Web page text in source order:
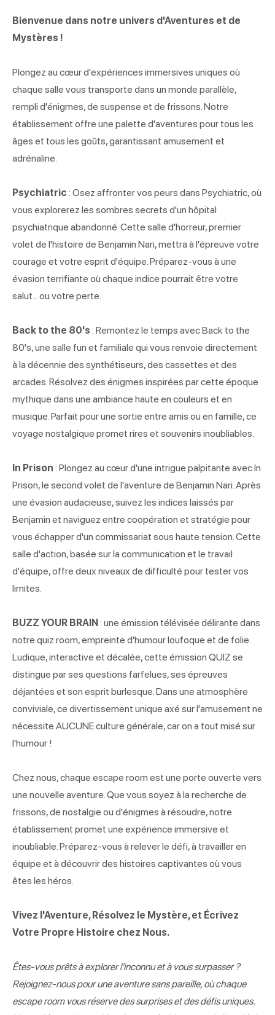
Bienvenue dans notre univers d'Aventures et de
Mystères !
Plongez au cœur d'expériences immersives uniques où
chaque salle vous transporte dans un monde parallèle,
rempli d'énigmes, de suspense et de frissons. Notre
établissement offre une palette d'aventures pour tous les
âges et tous les goûts, garantissant amusement et
adrénaline.
Psychiatric : Osez affronter vos peurs dans Psychiatric, où
vous explorerez les sombres secrets d'un hôpital
psychiatrique abandonné. Cette salle d'horreur, premier
volet de l'histoire de Benjamin Nari, mettra à l'épreuve votre
courage et votre esprit d'équipe. Préparez-vous à une
évasion terrifiante où chaque indice pourrait être votre
salut... ou votre perte.
Back to the 80's : Remontez le temps avec Back to the
80's, une salle fun et familiale qui vous renvoie directement
à la décennie des synthétiseurs, des cassettes et des
arcades. Résolvez des énigmes inspirées par cette époque
mythique dans une ambiance haute en couleurs et en
musique. Parfait pour une sortie entre amis ou en famille, ce
voyage nostalgique promet rires et souvenirs inoubliables.
In Prison : Plongez au cœur d'une intrigue palpitante avec In
Prison, le second volet de l'aventure de Benjamin Nari. Après
une évasion audacieuse, suivez les indices laissés par
Benjamin et naviguez entre coopération et stratégie pour
vous échapper d'un commissariat sous haute tension. Cette
salle d'action, basée sur la communication et le travail
d'équipe, offre deux niveaux de difficulté pour tester vos
limites.
BUZZ YOUR BRAIN: une émission télévisée délirante dans
notre quiz room, empreinte d'humour loufoque et de folie.
Ludique, interactive et décalée, cette émission QUIZ se
distingue par ses questions farfelues, ses épreuves
déjantées et son esprit burlesque. Dans une atmosphère
conviviale, ce divertissement unique axé sur l'amusement ne
nécessite AUCUNE culture générale, car on a tout misé sur
l'humour !
Chez nous, chaque escape room est une porte ouverte vers
une nouvelle aventure. Que vous soyez à la recherche de
frissons, de nostalgie ou d'énigmes à résoudre, notre
établissement promet une expérience immersive et
inoubliable. Préparez-vous à relever le défi, à travailler en
équipe et à découvrir des histoires captivantes où vous
êtes les héros.
Vivez l'Aventure, Résolvez le Mystère, et Écrivez
Votre Propre Histoire chez Nous.
Êtes-vous prêts à explorer l'inconnu et à vous surpasser ?
Rejoignez-nous pour une aventure sans pareille, où chaque
escape room vous réserve des surprises et des défis uniques.